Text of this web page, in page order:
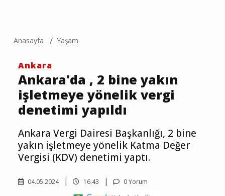
Anasayfa Yaşam
Ankara
Ankara'da , 2 bine yakın
işletmeye yönelik vergi
denetimi yapıldı
Ankara Vergi Dairesi Başkanlığı, 2 bine
yakın işletmeye yönelik Katma Değer
Vergisi (KDV) denetimi yaptı.
04.05.2024 16.43 0 Yorum